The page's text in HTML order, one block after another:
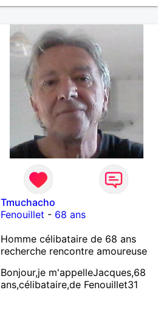
Tmuchacho
Fenouillet - 68 ans
Homme célibataire de 68 ans
recherche rencontre amoureuse
Bonjour,je m'appelleJacques,68
ans,célibataire,de Fenouillet31